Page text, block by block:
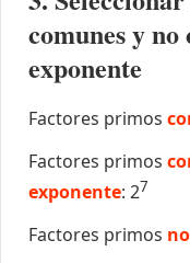
comunes y
exponente
Factores primos
Factores primos
exponente: 27
Factores primos